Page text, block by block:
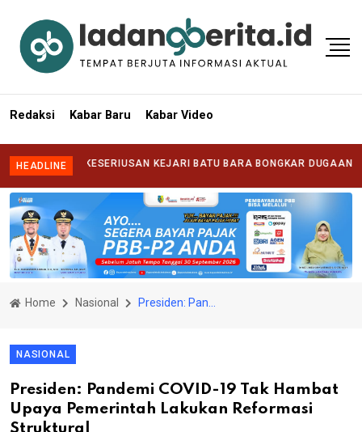
Redaksi Kabar Baru Kabar Video
HEADLINE
KESERIUSAN KEJARI BATU BARA BONGKAR DUGAAN KORUPSI
Home Nasional
NASIONAL
Presiden: Pandemi COVID-19 Tak Hambat
Upaya Pemerintah Lakukan Reformasi
Struktural